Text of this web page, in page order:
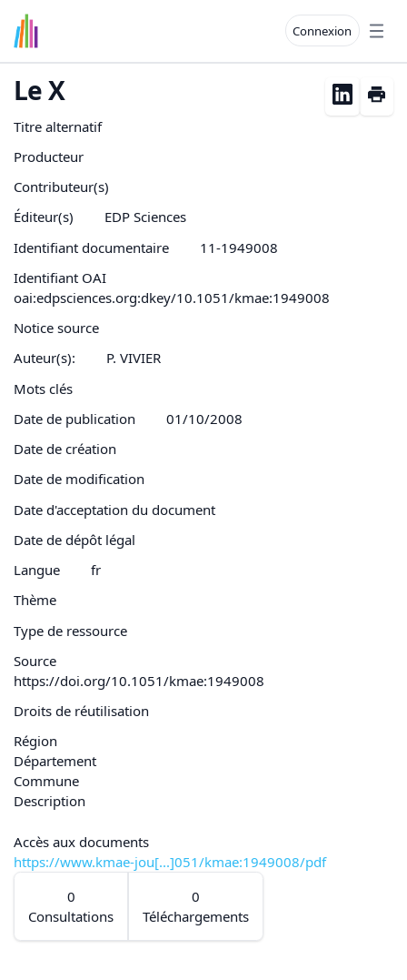
Connexion
Le X
Titre alternatif
Producteur
Contributeur(s)
Éditeur(s)
EDP Sciences
Identifiant documentaire
11-1949008
Identifiant OAI
oai:edpsciences.org:dkey/10.1051/kmae:1949008
Notice source
Auteur(s):
P. VIVIER
Mots clés
Date de publication
01/10/2008
Date de création
Date de modification
Date d'acceptation du document
Date de dépôt légal
Langue
fr
Thème
Type de ressource
Source
https://doi.org/10.1051/kmae:1949008
Droits de réutilisation
Région
Département
Commune
Description
Accès aux documents
https://www.kmae-jou[...]051/kmae:1949008/pdf
0
Consultations
0
Téléchargements